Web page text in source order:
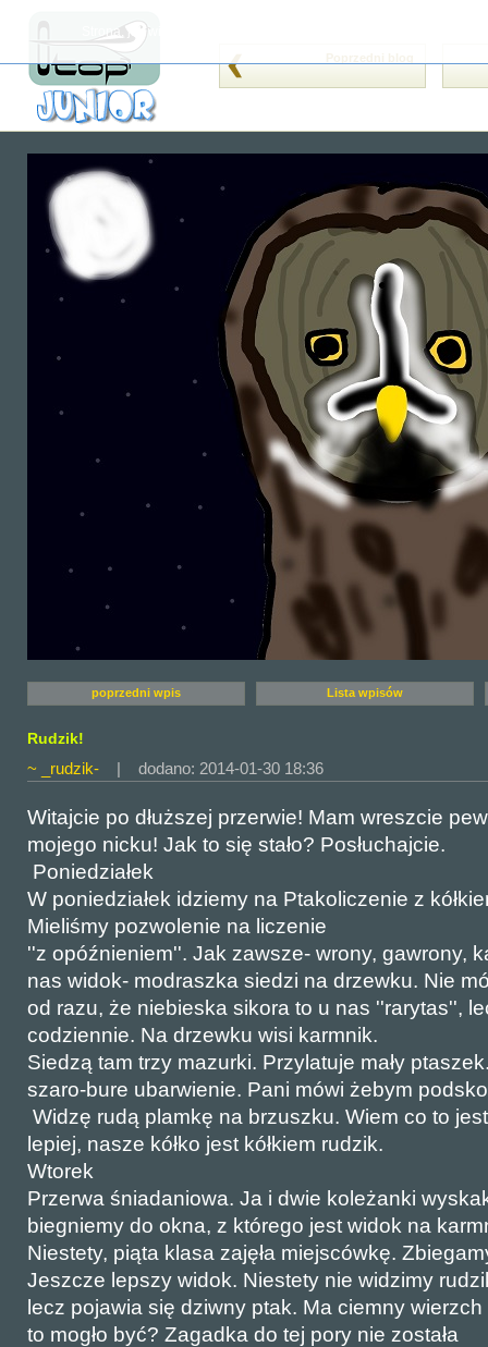
Strona, jak wiele innych, wykorzystuje cookies (tzw. ciasteczka).
poprzedni wpis Lista wpisów
Rudzik!
~ _rudzik- | dodano: 2014-01-30 18:36
Witajcie po dłuższej przerwie! Mam wreszcie
mojego nicku! Jak to się stało? Posłuchajcie.
Poniedziałek
W poniedziałek idziemy na Ptakoliczenie z
Mieliśmy pozwolenie na liczenie
''z opóźnieniem''. Jak zawsze- wrony, gawrony,
nas widok- modraszka siedzi na drzewku. Nie
od razu, że niebieska sikora to u nas ''rarytas'',
codziennie. Na drzewku wisi karmnik.
Siedzą tam trzy mazurki. Przylatuje mały
szaro-bure ubarwienie. Pani mówi żebym
Widzę rudą plamkę na brzuszku. Wiem co to
lepiej, nasze kółko jest kółkiem rudzik.
Wtorek
Przerwa śniadaniowa. Ja i dwie koleżanki
biegniemy do okna, z którego jest widok na
Niestety, piąta klasa zajęła miejscówkę.
Jeszcze lepszy widok. Niestety nie widzimy
lecz pojawia się dziwny ptak. Ma ciemny
to mogło być? Zagadka do tej pory nie została